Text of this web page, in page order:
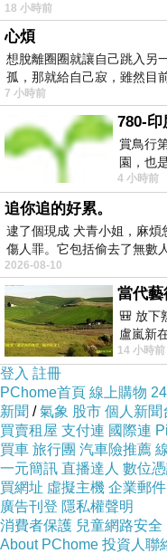
18 小時前
心煩
想脫離圈圈就讓自己跳入另
孤，那就給自己寂，雖然目
7 小時前
780-印
賞鳥行
園，也
車行中
4 小時前
追你追的好累。
逮了個現成 犬青小姐，麻
傷人罪。它包括偷去了無數
2026-08-10
🎒 放下
盧嵐新
粒感豐
14 小時前
登入 註冊
PChome首頁 線上購物
新聞 /氣象 股市 個人新聞
買賣租屋 支付連 國際連
買車 旅行團 汽車險推薦
一元簡訊 直播達人 數位
買網址 虛擬主機 企業郵件
廣告刊登 隱私權聲明
消費者保護 兒童網路安全
About PChome 投資人聯